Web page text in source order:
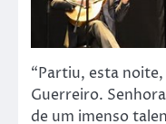
“Partiu, esta
Guerreiro.
de um imenso